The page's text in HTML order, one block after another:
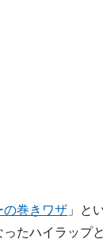
の巻きワザ 」と
たハイラップ